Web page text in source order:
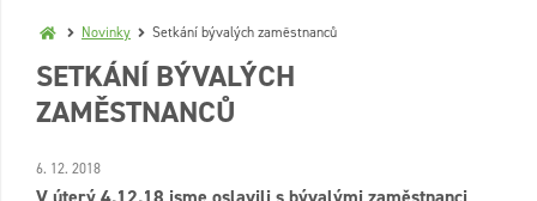
Novinky Setkání bývalých zaměstnanců
SETKÁNÍ BÝVALÝCH
ZAMĚSTNANCŮ
6. 12. 2018